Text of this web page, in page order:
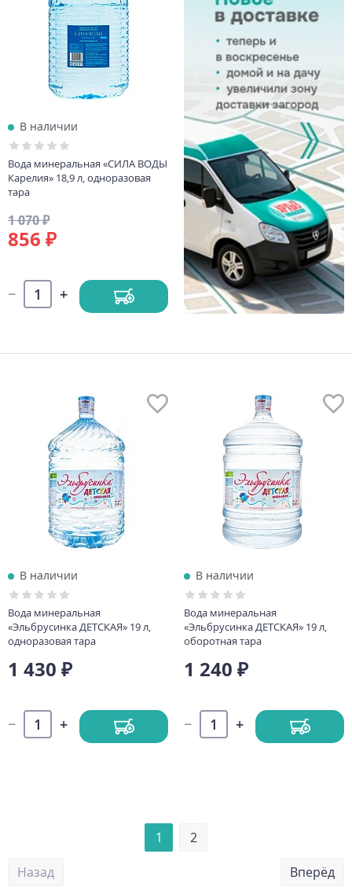
В наличии
Вода минеральная «СИЛА ВОДЫ
Карелия» 18,9 л, одноразовая
тара
1 070 ₽
856 ₽
В наличии
Вода минеральная
«Эльбрусинка ДЕТСКАЯ» 19 л,
одноразовая тара
1 430 ₽
В наличии
Вода минеральная
«Эльбрусинка ДЕТСКАЯ» 19 л,
оборотная тара
1 240 ₽
Назад
1
2
Вперёд